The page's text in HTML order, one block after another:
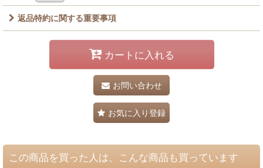
返品特約に関する重要事項
カートに入れる
お問い合わせ
お気に入り登録
この商品を買った人は、こんな商品も買っています